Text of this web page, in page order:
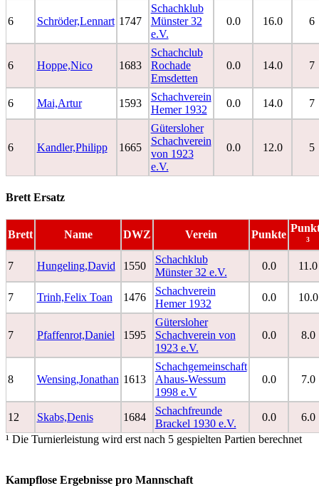
6 Schröder,Lennart 1747
Schachklub
Münster 32
e.V.
0.0 16.0 6
6 Hoppe,Nico 1683
Schachclub
Rochade
Emsdetten
0.0 14.0 7
6 Mai,Artur 1593
Schachverein
Hemer 1932
0.0 14.0 7
6 Kandler,Philipp 1665
Gütersloher
Schachverein
von 1923
e.V.
0.0 12.0 5
Brett Ersatz
Brett Name DWZ Verein Punkte
³
7 Hungeling,David 1550
Schachklub
Münster 32 e.V.
0.0 11.0
7 Trinh,Felix Toan 1476
Schachverein
Hemer 1932
0.0 10.0
7 Pfaffenrot,Daniel 1595
Gütersloher
Schachverein von
1923 e.V.
0.0 8.0
8 Wensing,Jonathan 1613
Schachgemeinschaft
Ahaus-Wessum
1998 e.V
0.0 7.0
12 Skabs,Denis 1684
Schachfreunde
Brackel 1930 e.V.
0.0
6.0
¹ Die Turnierleistung wird erst nach 5 gespielten Partien berechnet
Kampflose Ergebnisse pro Mannschaft